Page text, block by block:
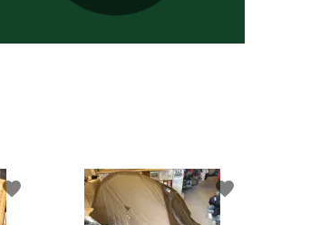
favorite favorite